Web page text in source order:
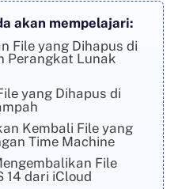
akan mempelajari:
File yang Dihapus di
Perangkat Lunak
yang Dihapus di
Kembali File yang
Time Machine
File
14 dari iCloud